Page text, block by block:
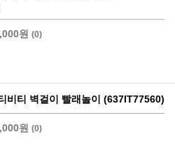
원 (0)
비티 벽걸이 빨래놀이 (637IT77560)
원 (0)